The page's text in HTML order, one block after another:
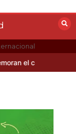
centenario del